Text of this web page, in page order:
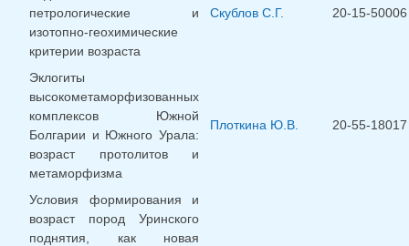
петрологические и
изотопно-геохимические
критерии возраста
Скублов С.Г. 20-15-50006
Эклогиты
высокометаморфизованных
комплексов Южной
Болгарии и Южного Урала:
возраст протолитов и
метаморфизма
Плоткина Ю.В. 20-55-18017
Условия формирования и
возраст пород Уринского
поднятия, как новая